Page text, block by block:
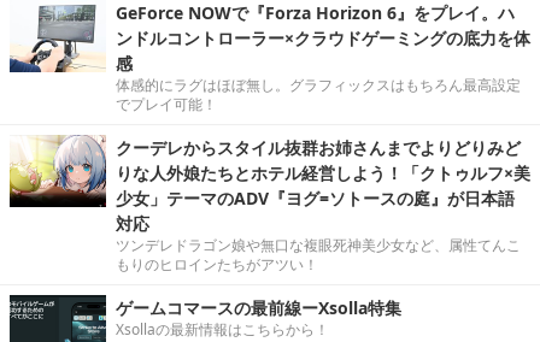
GeForce NOWで『Forza Horizon 6』をプレイ。ハ
ンドルコントローラー×クラウドゲーミングの底力を体
感
体感的にラグはほぼ無し。グラフィックスはもちろん最高設定
でプレイ可能！
クーデレからスタイル抜群お姉さんまでよりどりみど
りな人外娘たちとホテル経営しよう！「クトゥルフ×美
少女」テーマのADV『ヨグ=ソトースの庭』が日本語
対応
ツンデレドラゴン娘や無口な複眼死神美少女など、属性てんこ
もりのヒロインたちがアツい！
ゲームコマースの最前線ーXsolla特集
Xsollaの最新情報はこちらから！